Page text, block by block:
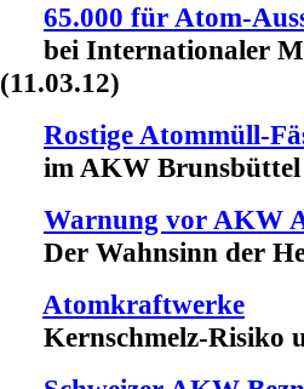
65.000 für Atom-
bei Internationaler
(11.03.12)
Rostige Atommüll-
im AKW Brunsbüttel
Warnung vor AKW
Der Wahnsinn der
Atomkraftwerke
Kernschmelz-Risiko